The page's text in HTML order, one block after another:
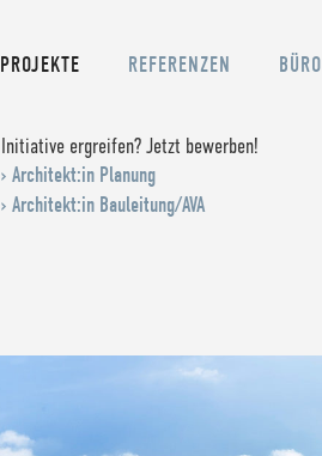
PROJEKTE REFERENZEN BÜRO
Initiative ergreifen? Jetzt bewerben!
› Architekt:in Planung
› Architekt:in Bauleitung/AVA